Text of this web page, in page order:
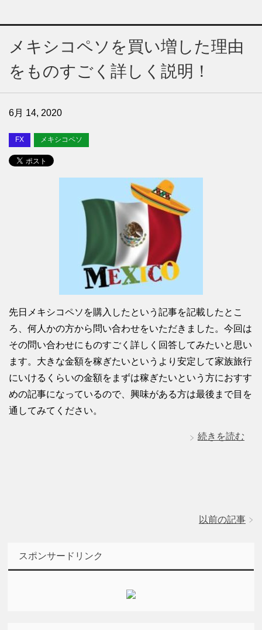
メキシコペソを買い増した理由
をものすごく詳しく説明！
6月 14, 2020
FX メキシコペソ
先日メキシコペソを購入したという記事を記載したとこ
ろ、何人かの方から問い合わせをいただきました。今回は
その問い合わせにものすごく詳しく回答してみたいと思い
ます。大きな金額を稼ぎたいというより安定して家族旅行
にいけるくらいの金額をまずは稼ぎたいという方におすす
めの記事になっているので、興味がある方は最後まで目を
通してみてください。
続きを読む
以前の記事
スポンサードリンク